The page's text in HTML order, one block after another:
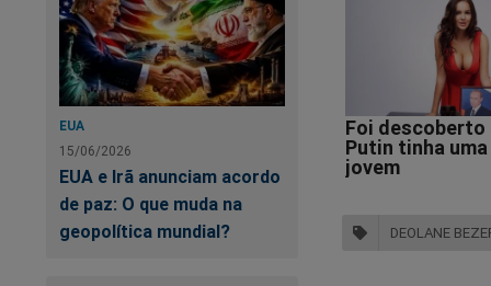
EUA
15/06/2026
EUA e Irã anunciam acordo
de paz: O que muda na
geopolítica mundial?
De um lado,
estruturais e
Do outro, o
comprovação das
A privação da
DEOLANE